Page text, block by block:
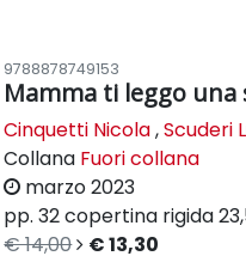
9788878749153
Mamma ti leggo una
Cinquetti Nicola,Scuderi
Collana Fuori collana
marzo 2023
pp. 32copertina rigida
€ 14,00
€ 13,30